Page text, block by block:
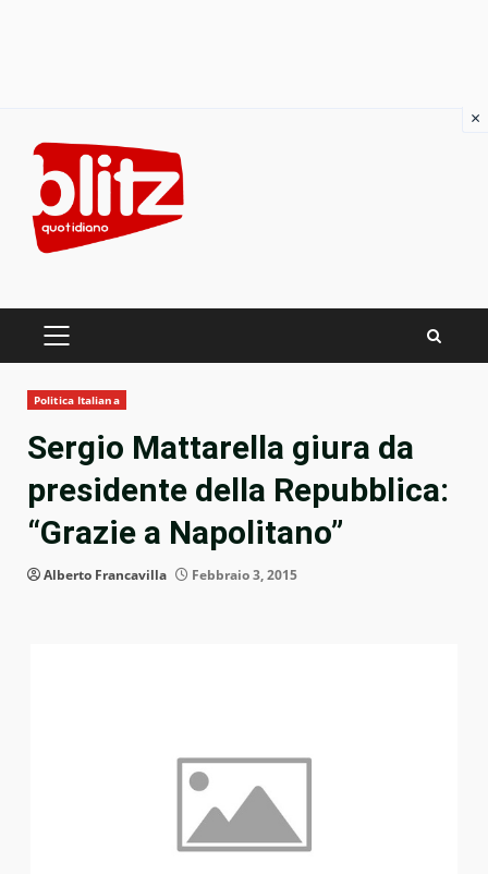
content
PRIMARY
Politica Italiana
Sergio Mattarella giura da
presidente della Repubblica:
“Grazie a Napolitano”
Alberto Francavilla Febbraio 3, 2015
×